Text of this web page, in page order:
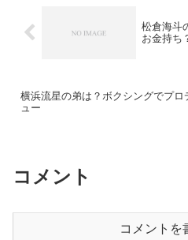
松倉海斗
お金持ち
横浜流星の弟は？ボクシングでプロ
ュー
コメント
コメントを